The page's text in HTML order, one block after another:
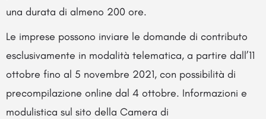
una durata di almeno 200 ore.
Le imprese possono inviare le domande di contributo
esclusivamente in modalità telematica, a partire dall’11
ottobre fino al 5 novembre 2021, con possibilità di
precompilazione online dal 4 ottobre. Informazioni e
modulistica sul sito della Camera di